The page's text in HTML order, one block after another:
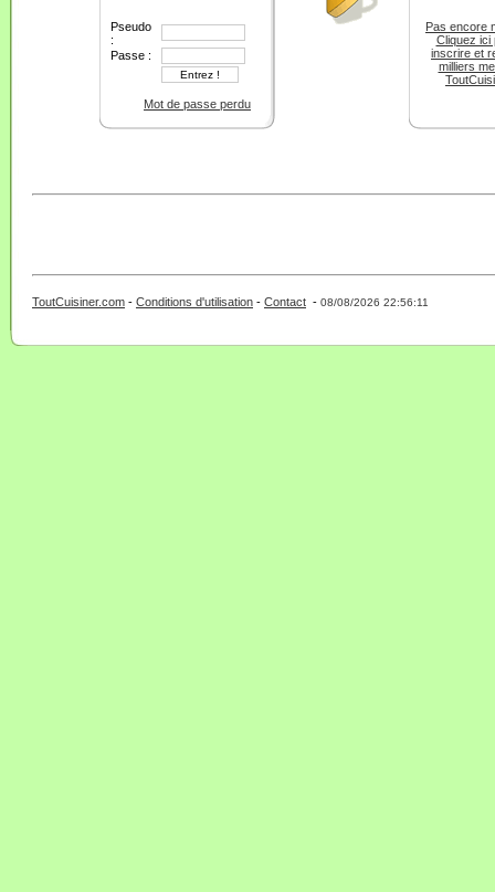
Pseudo
:
Passe :
Mot de passe perdu
Pas encore
Cliquez ici
inscrire et
milliers
ToutCuisiner.com - Conditions d'utilisation - Contact - 08/08/2026 22:56:11